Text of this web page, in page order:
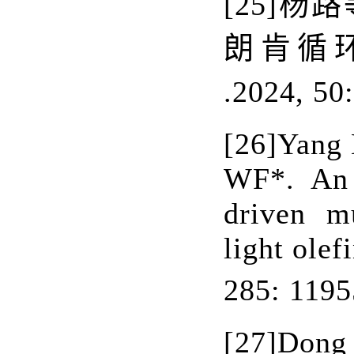
朗肯循
.2024,
[26]
WF*.
driven
light
285:
[27]